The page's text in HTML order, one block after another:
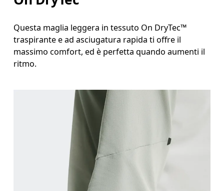
Questa maglia leggera in tessuto On DryTec™
traspirante e ad asciugatura rapida ti offre il
massimo comfort, ed è perfetta quando aumenti il
ritmo.